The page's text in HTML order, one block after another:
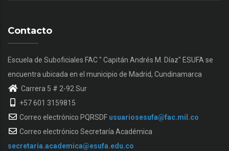
Contacto
Escuela de Suboficiales FAC " Capitán Andrés M. Díaz" ESUFA se
encuentra ubicada en el municipio de Madrid, Cundinamarca
Carrera 5 # 2-92 Sur
+57 601 3159815
Correo electrónico PQRSDF usuariosesufa@fac.mil.co
Correo electrónico Secretaría Académica
secretaria.academica@esufa.edu.co